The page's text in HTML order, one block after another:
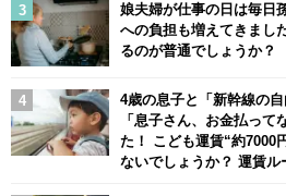
娘夫婦が仕事の日は毎日
への負担も増えてきまし
るのが普通でしょうか？
4歳の息子と「新幹線の
「息子さん、お金払って
た！ こども運賃“約7000
ないでしょうか？ 運賃ル